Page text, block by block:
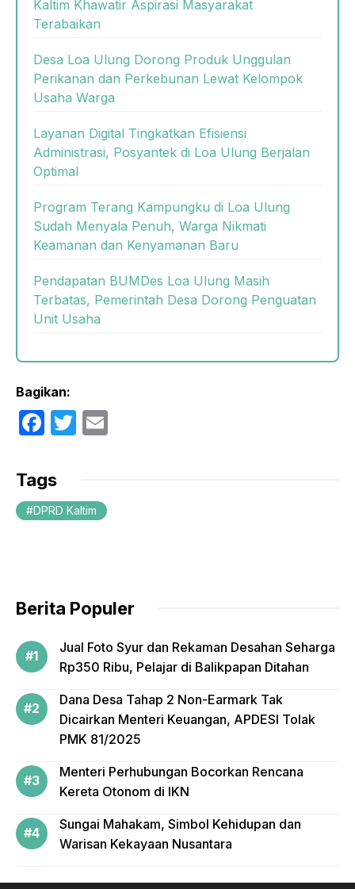
Kaltim Khawatir Aspirasi Masyarakat
Terabaikan
Desa Loa Ulung Dorong Produk Unggulan
Perikanan dan Perkebunan Lewat Kelompok
Usaha Warga
Layanan Digital Tingkatkan Efisiensi
Administrasi, Posyantek di Loa Ulung Berjalan
Optimal
Program Terang Kampungku di Loa Ulung
Sudah Menyala Penuh, Warga Nikmati
Keamanan dan Kenyamanan Baru
Pendapatan BUMDes Loa Ulung Masih
Terbatas, Pemerintah Desa Dorong Penguatan
Unit Usaha
Bagikan:
F
c
e
b
k
T
er
Tags
DPRD Kaltim
Berita Populer
Jual Foto Syur dan Rekaman Desahan Seharga
Rp350 Ribu, Pelajar di Balikpapan Ditahan
Dana Desa Tahap 2 Non-Earmark Tak
Dicairkan Menteri Keuangan, APDESI Tolak
PMK 81/2025
Menteri Perhubungan Bocorkan Rencana
Kereta Otonom di IKN
Sungai Mahakam, Simbol Kehidupan dan
Warisan Kekayaan Nusantara